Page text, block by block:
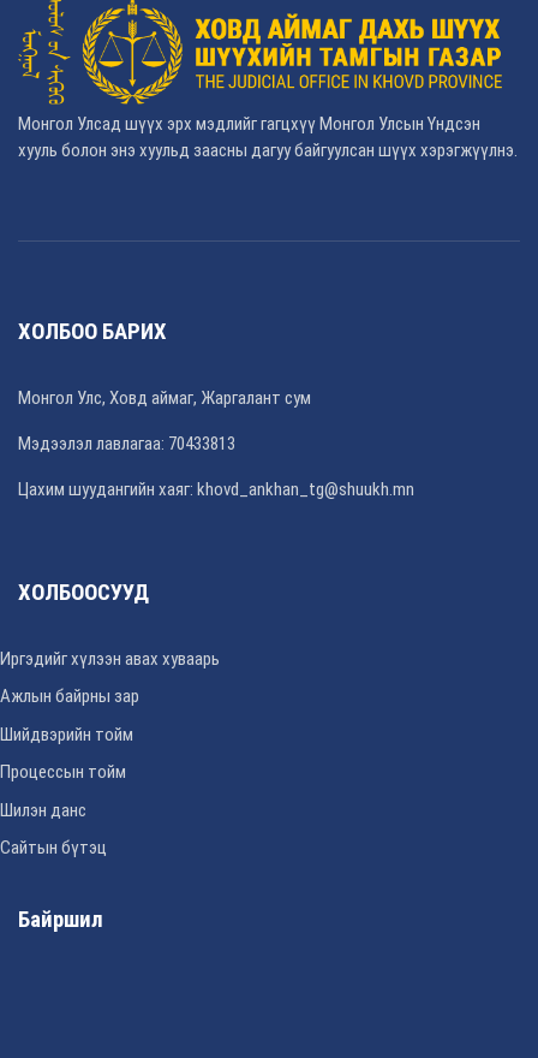
Монгол Улсад шүүх эрх мэдлийг гагцхүү Монгол Улсын Үндсэн
хууль болон энэ хуульд заасны дагуу байгуулсан шүүх хэрэгжүүлнэ.
ХОЛБОО БАРИХ
Монгол Улс, Ховд аймаг, Жаргалант сум
Мэдээлэл лавлагаа: 70433813
Цахим шуудангийн хаяг: khovd_ankhan_tg@shuukh.mn
ХОЛБООСУУД
Иргэдийг хүлээн авах хуваарь
Ажлын байрны зар
Шийдвэрийн тойм
Процессын тойм
Шилэн данс
Сайтын бүтэц
Байршил